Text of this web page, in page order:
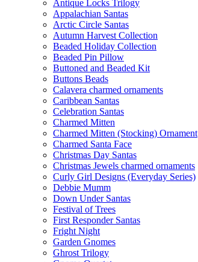
Antique Locks Trilogy
Appalachian Santas
Arctic Circle Santas
Autumn Harvest Collection
Beaded Holiday Collection
Beaded Pin Pillow
Buttoned and Beaded Kit
Buttons Beads
Calavera charmed ornaments
Caribbean Santas
Celebration Santas
Charmed Mitten
Charmed Mitten (Stocking) Ornament
Charmed Santa Face
Christmas Day Santas
Christmas Jewels charmed ornaments
Curly Girl Designs (Everyday Series)
Debbie Mumm
Down Under Santas
Festival of Trees
First Responder Santas
Fright Night
Garden Gnomes
Ghrost Trilogy